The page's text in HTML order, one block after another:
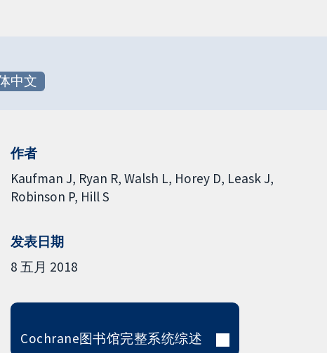
中文
作者
Kaufman J Ryan R Walsh L Horey D Leask J
Robinson P Hill S
发表日期
8 五月 2018
Cochrane图书馆完整系统综述